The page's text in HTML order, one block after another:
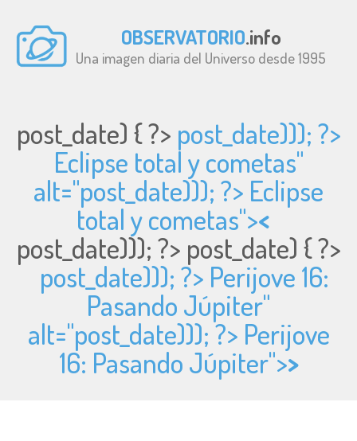
OBSERVATORIO.info
Una imagen diaria del Universo desde 1995
post_date) { ?> post_date))); ?>
Eclipse total y cometas"
alt="post_date))); ?> Eclipse
total y cometas"><
post_date))); ?> post_date) { ?>
post_date))); ?> Perijove 16:
Pasando Júpiter"
alt="post_date))); ?> Perijove
16: Pasando Júpiter">>